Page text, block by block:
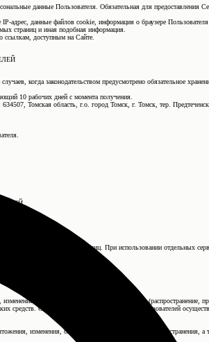
данные Пользователя. Обязательная для предоставления
адрес, данные файлов cookie, информация о браузере
страниц и иная подобная информация.
ссылкам, доступным на Сайте.
когда законодательством предусмотрено обязательное
10 рабочих дней с момента получения.
Томская область, г.о. город Томск, г. Томск, тер.
неограниченному кругу лиц. При использовании отдельных
извлечение, использование, передача (распространение,
средств. Обработка персональных данных Пользователей
изменения, блокирования, копирования, распространения,